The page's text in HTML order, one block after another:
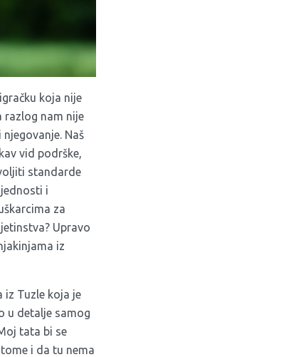
koja nije
razlog nam nije
Naš
vid podrške,
standarde
i
za
Upravo
iz
iz Tuzle koja je
u detalje samog
tata bi se
i da tu nema